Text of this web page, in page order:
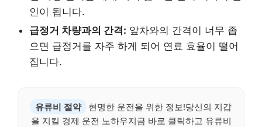
인이 됩니다.
급정거 차량과의 간격: 앞차와의 간격이 너무 좁
으면 급정거를 자주 하게 되어 연료 효율이 떨어
집니다.
유류비 절약
현명한 운전을 위한 정보!당신의 지갑
을 지킬 경제 운전 노하우지금 바로 클릭하고 유류비